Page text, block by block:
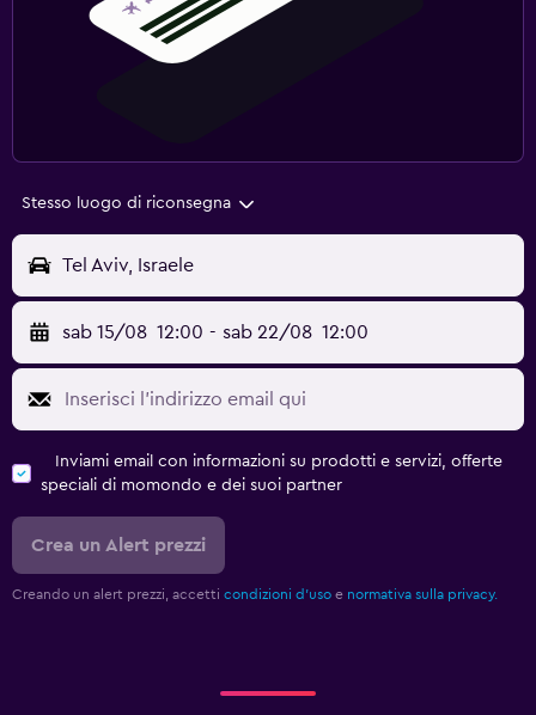
Stesso luogo di riconsegna
Tel Aviv, Israele
sab 15/08 12:00 - sab 22/08 12:00
Inviami email con informazioni su prodotti e servizi, offerte
speciali di momondo e dei suoi partner
Crea un Alert prezzi
Creando un alert prezzi, accetti condizioni d'uso e normativa sulla privacy.